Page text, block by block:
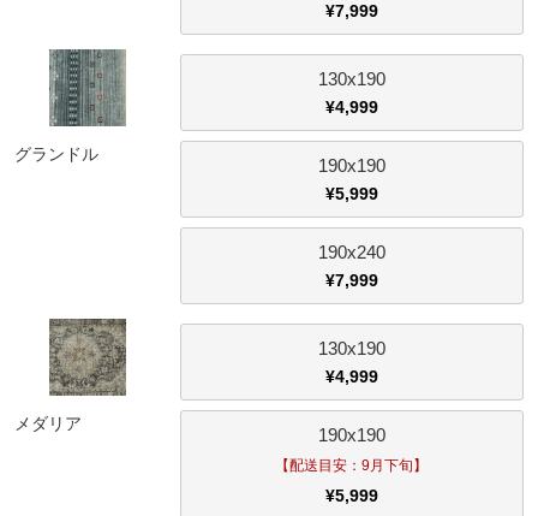
インテリア雑貨
ガーデン
¥7,999
グランドル
130x190
¥4,999
190x190
¥5,999
190x240
¥7,999
メダリア
130x190
¥4,999
190x190
【配送目安：9月下旬】
¥5,999